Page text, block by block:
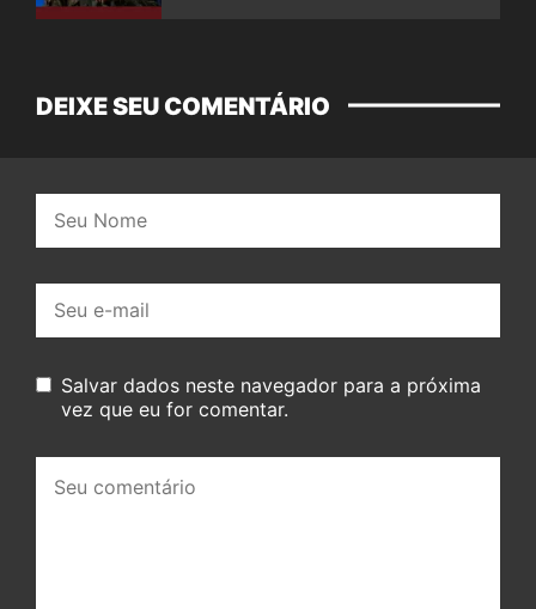
DEIXE SEU COMENTÁRIO
mail:
Salvar dados neste navegador para a próxima
vez que eu for comentar.
comentário: